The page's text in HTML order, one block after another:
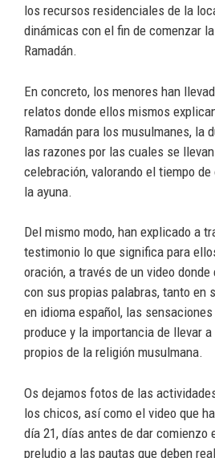
los recursos residenciales de la
dinámicas con el fin de comenzar
Ramadán.
En concreto, los menores han
relatos donde ellos mismos
Ramadán para los musulmanes, la
las razones por las cuales se
celebración, valorando el tiempo
la ayuna.
Del mismo modo, han explicado a
testimonio lo que significa para
oración, a través de un video
con sus propias palabras, tanto en
en idioma español, las
produce y la importancia de llevar
propios de la religión musulmana.
Os dejamos fotos de las
los chicos, así como el video que
día 21, días antes de dar comienzo
preludio a las pautas que deben